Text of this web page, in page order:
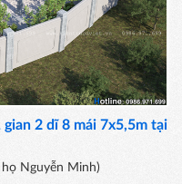
2 dĩ 8 mái 7x5,5m tại
Nguyễn Minh)